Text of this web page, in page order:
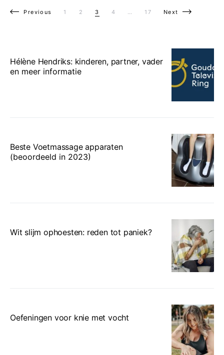
Berichten paginering
Previous 1 2 3 4 17 Next
Hélène Hendriks: kinderen, partner, vader
en meer informatie
Beste Voetmassage apparaten
(beoordeeld in 2023)
Wit slijm ophoesten: reden tot paniek?
Oefeningen voor knie met vocht